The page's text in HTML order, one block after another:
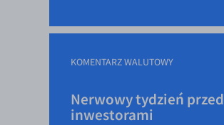
KOMENTARZ WALUTOWY
Nerwowy tydzień przed
inwestorami